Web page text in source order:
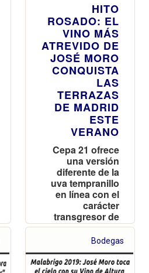
HITO
ROSADO: EL
VINO MÁS
ATREVIDO DE
JOSÉ MORO
CONQUISTA
LAS
TERRAZAS
DE MADRID
ESTE
VERANO
Cepa 21 ofrece
una versión
diferente de la
uva tempranillo
en línea con el
carácter
transgresor de
la casa
Bodegas